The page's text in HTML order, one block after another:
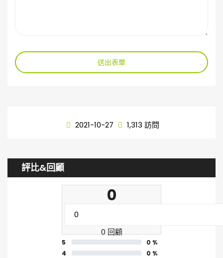
送出表單
2021-10-27 1,313 訪問
評比&回顧
0
0 回顧
5
0 %
4
0 %